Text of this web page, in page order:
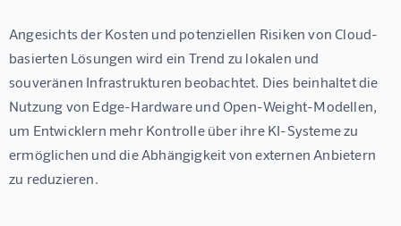
Angesichts der Kosten und potenziellen Risiken von Cloud-
basierten Lösungen wird ein Trend zu lokalen und
souveränen Infrastrukturen beobachtet. Dies beinhaltet die
Nutzung von Edge-Hardware und Open-Weight-Modellen,
um Entwicklern mehr Kontrolle über ihre KI-Systeme zu
ermöglichen und die Abhängigkeit von externen Anbietern
zu reduzieren.